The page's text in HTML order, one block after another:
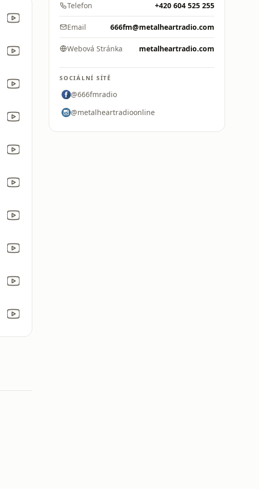
Telefon +420 604 525 255
Email 666fm@metalheartradio.com
Webová Stránka metalheartradio.com
SOCIÁLNÍ SÍTĚ
@666fmradio
@metalheartradioonline